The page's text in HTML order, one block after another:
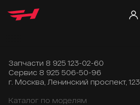
Запчасти 8 925 123-02-60
Сервис 8 925 506-50-96
г. Москва, Ленинский проспект, 123
Каталог по моделям